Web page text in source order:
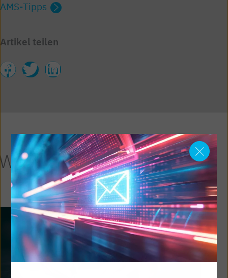
AMS-Tipps
Artikel teilen
Artikel